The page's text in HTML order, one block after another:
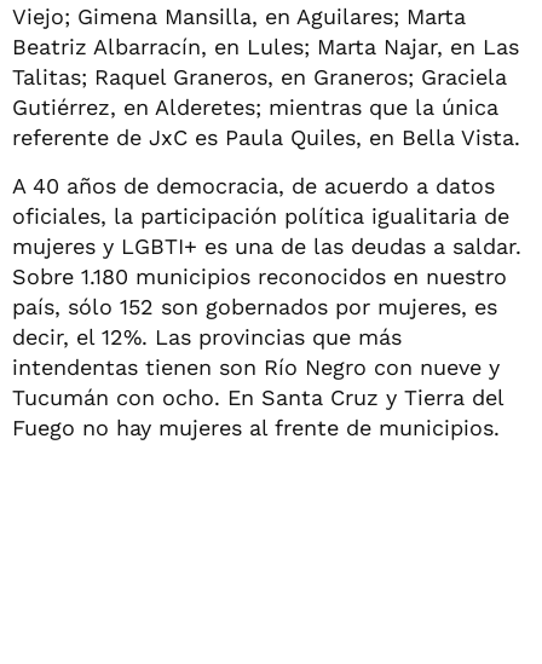
Viejo; Gimena Mansilla, en Aguilares; Marta
Beatriz Albarracín, en Lules; Marta Najar, en Las
Talitas; Raquel Graneros, en Graneros; Graciela
Gutiérrez, en Alderetes; mientras que la única
referente de JxC es Paula Quiles, en Bella Vista.
A 40 años de democracia, de acuerdo a datos
oficiales, la participación política igualitaria de
mujeres y LGBTI+ es una de las deudas a saldar.
Sobre 1.180 municipios reconocidos en nuestro
país, sólo 152 son gobernados por mujeres, es
decir, el 12%. Las provincias que más
intendentas tienen son Río Negro con nueve y
Tucumán con ocho. En Santa Cruz y Tierra del
Fuego no hay mujeres al frente de municipios.